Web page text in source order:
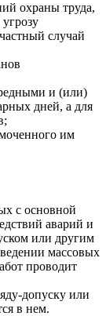
охраны труда,
случай
и (или)
дней, а для
им
с основной
аварий и
или другим
массовых
проводит
допуску или
в нем.